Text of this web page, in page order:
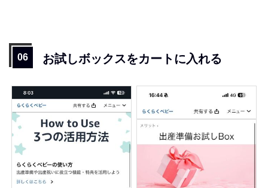
お試しボックスをカートに入れる